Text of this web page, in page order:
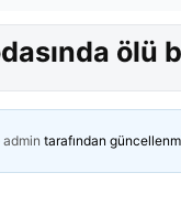
ölü
admin tarafından